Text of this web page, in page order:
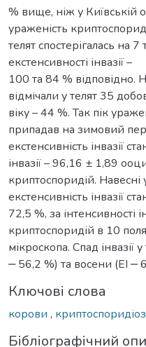
% вище, ніж у Київській
ураженість
телят спостерігалась на
екстенсивності інвазії –
100 та 84 % відповідно.
відмічали у телят 35
віку – 44 %. Так пік
припадав на зимовий
екстенсивність інвазії
інвазії – 96,16 ± 1,89
криптоспоридій.
екстенсивність інвазії
72,5 %, за інтенсивності
криптоспоридій в 10
мікроскопа. Спад інвазії
‒ 56,2 %) та восени (ЕІ ‒
Ключові слова
корови , криптоспоридіоз
Бібліографічний